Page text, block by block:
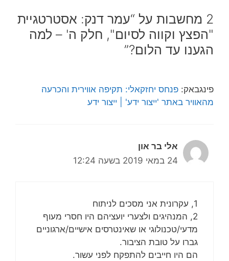
2 מחשבות על “עמר דנק: אסטרטגיית
"הפצץ וקווה לסיום", חלק ה' – למה
הגענו עד הלום?”
פינגבאק: פנחס יחזקאלי: תקיפה אווירית והכרעה
מהאוויר באתר 'ייצור ידע' | ייצור ידע
אלי בר און
24 במאי 2019 בשעה 12:24
1, עקרונית אני מסכים לניתוח
2, המנהיגים ולצערי יועציהם היו חסרי מעוף
מדעי/טכנולוגי או שאינטרסים אישיים/ארגוניים
גברו על טובת הציבור.
הם היו חייבים להתפקח לפני עשור.